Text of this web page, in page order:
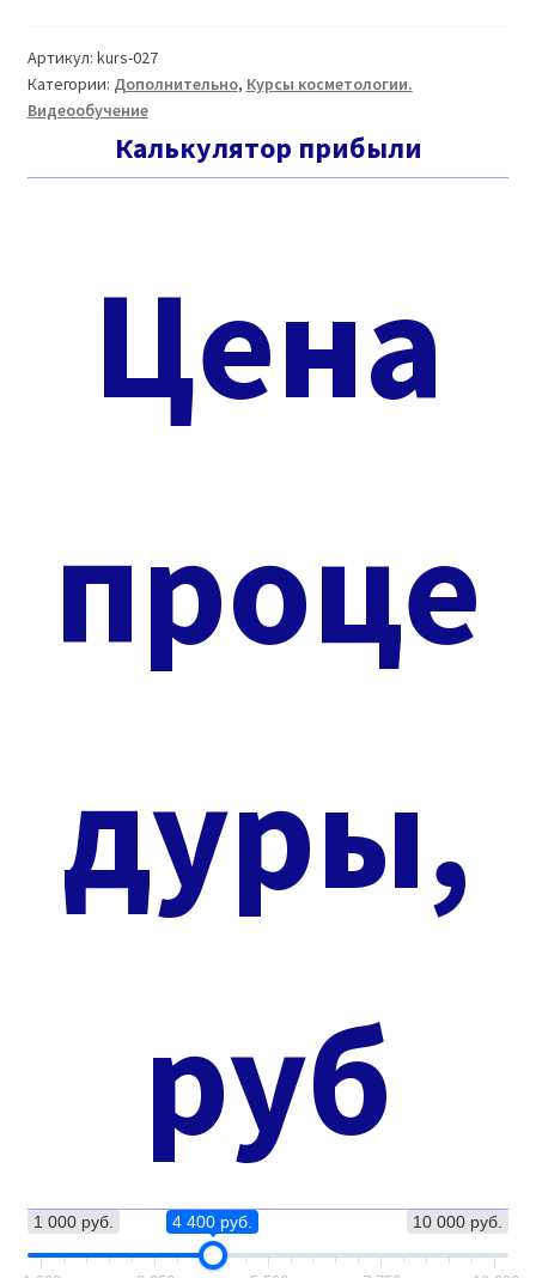
Артикул: kurs-027
Категории: Дополнительно, Курсы косметологии.
Видеообучение
Калькулятор прибыли
Цена
проце
дуры,
руб
1 000 руб. 10 000 руб.
4 400 руб.